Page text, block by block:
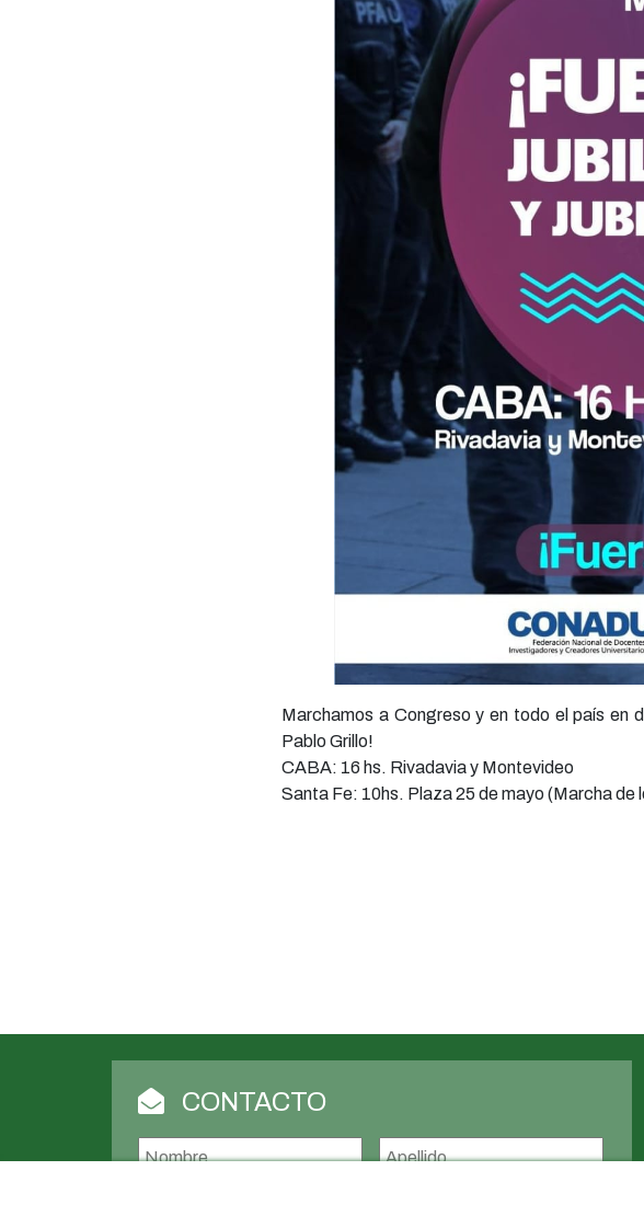
Marchamos a Congreso y en todo el país en
Pablo Grillo!
CABA: 16 hs. Rivadavia y Montevideo
Santa Fe: 10hs. Plaza 25 de mayo (Marcha de
CONTACTO
Nombre